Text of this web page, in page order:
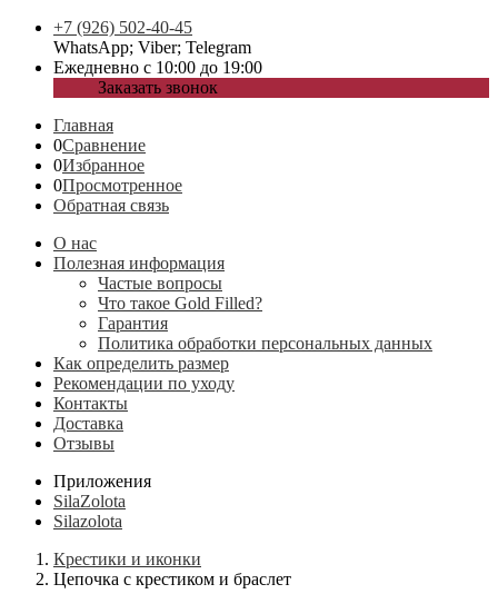
+7 (926) 502-40-45
WhatsApp; Viber; Telegram
Ежедневно с 10:00 до 19:00
Заказать звонок
Главная
0Сравнение
0Избранное
0Просмотренное
Обратная связь
О нас
Полезная информация
Частые вопросы
Что такое Gold Filled?
Гарантия
Политика обработки персональных данных
Как определить размер
Рекомендации по уходу
Контакты
Доставка
Отзывы
Приложения
SilaZolota
Silazolota
Крестики и иконки
Цепочка с крестиком и браслет